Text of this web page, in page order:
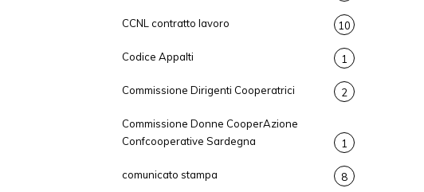
CCNL contratto lavoro 10
Codice Appalti 1
Commissione Dirigenti Cooperatrici 2
Commissione Donne CooperAzione
Confcooperative Sardegna
1
comunicato stampa 8